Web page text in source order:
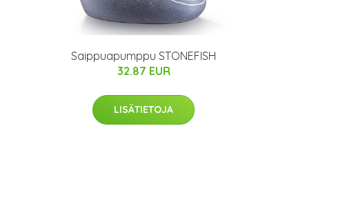
Saippuapumppu STONEFISH
32.87 EUR
LISÄTIETOJA